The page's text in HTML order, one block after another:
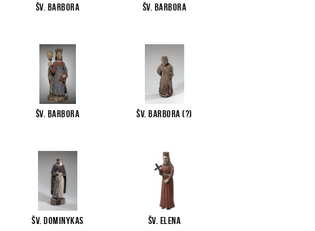
Šv. Barbora Šv. Barbora
Šv. Barbora Šv. Barbora (?)
Šv. Dominykas Šv. Elena